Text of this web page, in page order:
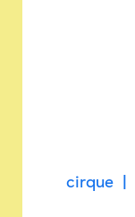
cirque